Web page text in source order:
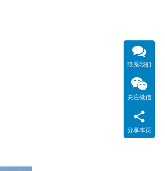
联系我们
关注微信
分享本页